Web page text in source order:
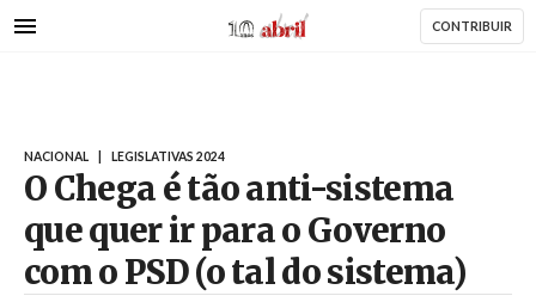
para
AbrilAbril CONTRIBUIR
NACIONAL LEGISLATIVAS 2024
O Chega é tão anti-sistema
que quer ir para o Governo
com o PSD (o tal do sistema)